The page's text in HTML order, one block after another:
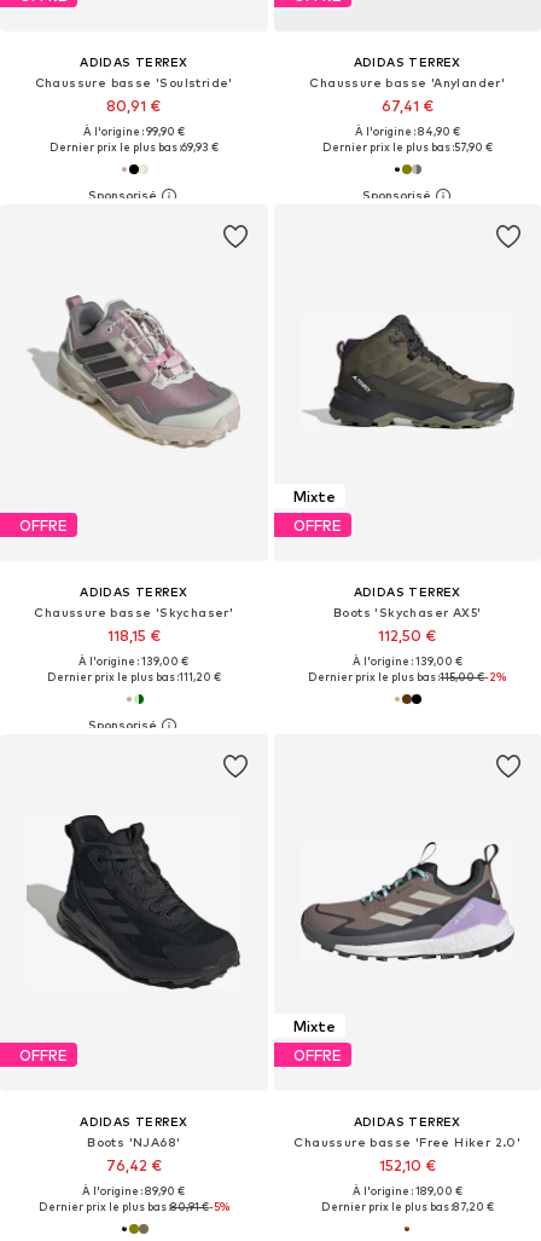
ADIDAS TERREX
Chaussure basse 'Soulstride'
80,91 €
À l'origine : 99,90 €
Dernier prix le plus bas :69,93 €
ADIDAS TERREX
Chaussure basse 'Anylander'
67,41 €
À l'origine : 84,90 €
Dernier prix le plus bas :57,90 €
OFFRE
ADIDAS TERREX
Chaussure basse 'Skychaser'
118,15 €
À l'origine : 139,00 €
Dernier prix le plus bas :111,20 €
Mixte
OFFRE
ADIDAS TERREX
Boots 'Skychaser AX5'
112,50 €
À l'origine : 139,00 €
Dernier prix le plus bas :115,00 €-2%
OFFRE
ADIDAS TERREX
Boots 'NJA68'
76,42 €
À l'origine : 89,90 €
Dernier prix le plus bas :80,91 €-5%
Mixte
OFFRE
ADIDAS TERREX
Chaussure basse 'Free Hiker 2.0'
152,10 €
À l'origine : 189,00 €
Dernier prix le plus bas :87,20 €